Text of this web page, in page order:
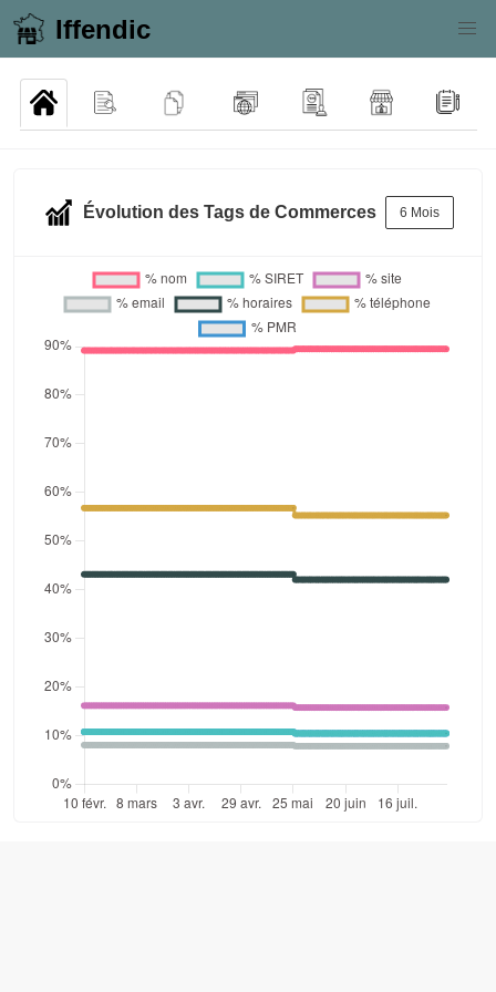
Iffendic
Évolution des Tags de Commerces 6 Mois